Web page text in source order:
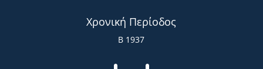
Χρονική Περίοδος
Β 1937